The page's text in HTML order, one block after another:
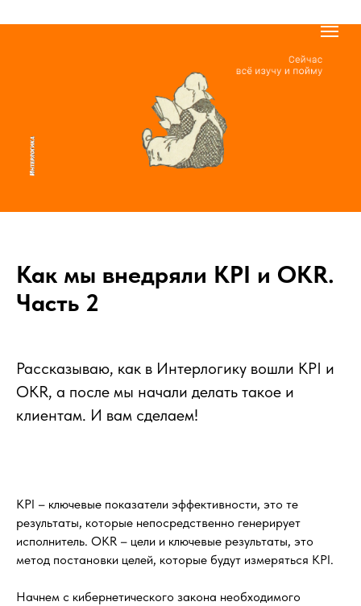
Как мы внедряли KPI и OKR.
Часть 2
Рассказываю, как в Интерлогику вошли KPI и
OKR, а после мы начали делать такое и
клиентам. И вам сделаем!
KPI – ключевые показатели эффективности, это те
результаты, которые непосредственно генерирует
исполнитель. OKR – цели и ключевые результаты, это
метод постановки целей, которые будут измеряться KPI.
Начнем с кибернетического закона необходимого